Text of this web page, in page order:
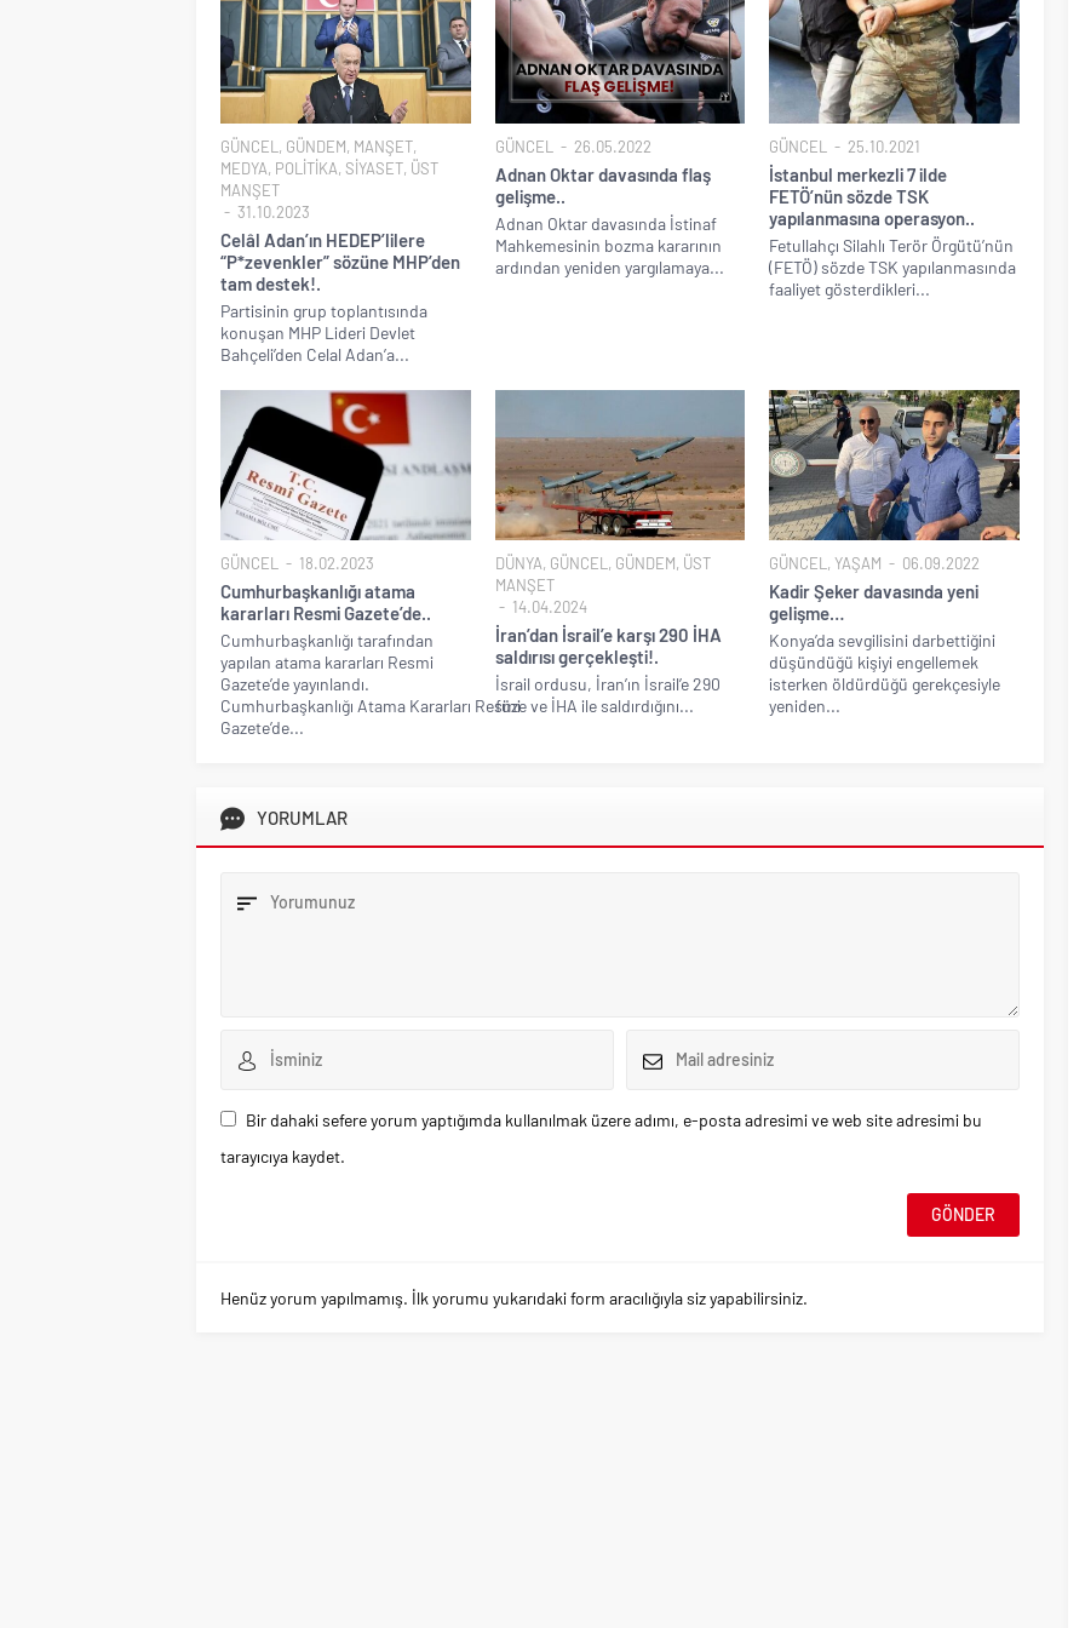
GÜNCEL , GÜNDEM, MANŞET,
MEDYA, POLİTİKA, SİYASET, ÜST
MANŞET
31.10.2023
Celâl Adan’ın HEDEP’lilere
“P*zevenkler” sözüne MHP’den
tam destek!.
Partisinin grup toplantısında
konuşan MHP Lideri Devlet
Bahçeli’den Celal Adan’a...
GÜNCEL 26.05.2022
Adnan Oktar davasında flaş
gelişme..
Adnan Oktar davasında İstinaf
Mahkemesinin bozma kararının
ardından yeniden yargılamaya...
GÜNCEL 25.10.2021
İstanbul merkezli 7 ilde
FETÖ’nün sözde TSK
yapılanmasına operasyon..
Fetullahçı Silahlı Terör Örgütü’nün
(FETÖ) sözde TSK yapılanmasında
faaliyet gösterdikleri...
GÜNCEL 18.02.2023
Cumhurbaşkanlığı atama
kararları Resmi Gazete’de..
Cumhurbaşkanlığı tarafından
yapılan atama kararları Resmi
Gazete’de yayınlandı.
Cumhurbaşkanlığı Atama Kararları Resmi
Gazete’de...
DÜNYA, GÜNCEL , GÜNDEM, ÜST
MANŞET
14.04.2024
İran’dan İsrail’e karşı 290 İHA
saldırısı gerçekleşti!.
İsrail ordusu, İran’ın İsrail’e 290
füze ve İHA ile saldırdığını...
GÜNCEL ,YAŞAM 06.09.2022
Kadir Şeker davasında yeni
gelişme…
Konya’da sevgilisini darbettiğini
düşündüğü kişiyi engellemek
isterken öldürdüğü gerekçesiyle
yeniden...
YORUMLAR
Bir dahaki sefere yorum yaptığımda kullanılmak üzere adımı, e-posta adresimi ve web site adresimi bu
tarayıcıya kaydet.
Henüz yorum yapılmamış. İlk yorumu yukarıdaki form aracılığıyla siz yapabilirsiniz.